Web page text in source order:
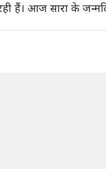
हैं। आज सारा के